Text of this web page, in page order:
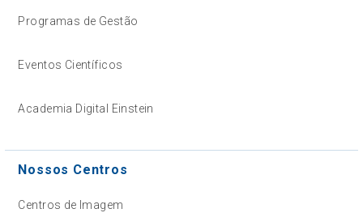
Programas de Gestão
Eventos Científicos
Academia Digital Einstein
Nossos Centros
Centros de Imagem